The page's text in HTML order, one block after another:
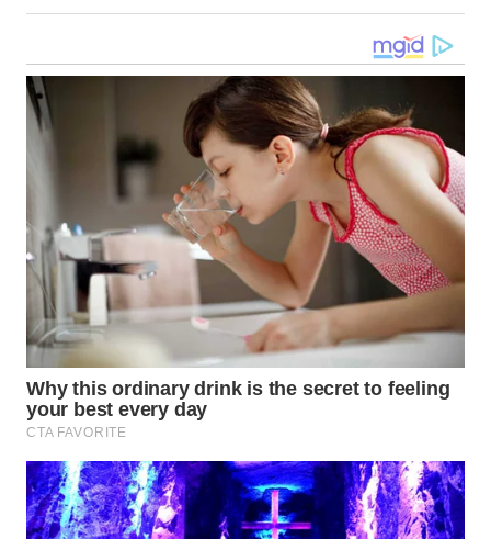
WN
KALSEL
WN
SULSEL
WN
GORONTALO
WN
SULUT
WN
MALUKU